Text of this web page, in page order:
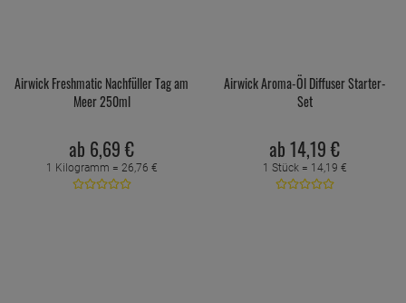
Airwick Freshmatic Nachfüller Tag am
Meer 250ml
ab 6,69 €
1 Kilogramm = 26,76 €
Airwick Aroma-Öl Diffuser Starter-
Set
ab 14,19 €
1 Stück = 14,19 €